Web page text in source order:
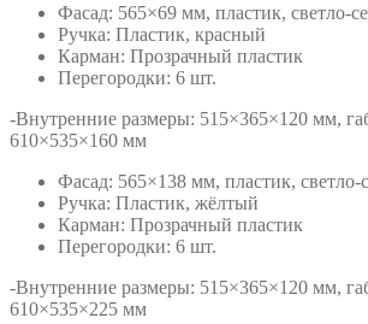
Фасад: 565×69 мм, пластик, светло-
Ручка: Пластик, красный
Карман: Прозрачный пластик
Перегородки: 6 шт.
-Внутренние размеры: 515×365×120 мм,
610×535×160 мм
Фасад: 565×138 мм, пластик, светло-
Ручка: Пластик, жёлтый
Карман: Прозрачный пластик
Перегородки: 6 шт.
-Внутренние размеры: 515×365×120 мм,
610×535×225 мм